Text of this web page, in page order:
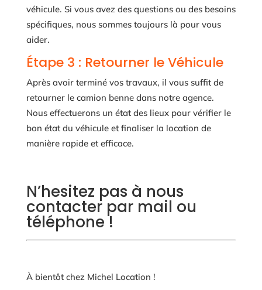
véhicule. Si vous avez des questions ou des besoins
spécifiques, nous sommes toujours là pour vous
aider.
Étape 3 : Retourner le Véhicule
Après avoir terminé vos travaux, il vous suffit de
retourner le camion benne dans notre agence.
Nous effectuerons un état des lieux pour vérifier le
bon état du véhicule et finaliser la location de
manière rapide et efficace.
N’hesitez pas à nous
contacter par mail ou
téléphone !
À bientôt chez Michel Location !